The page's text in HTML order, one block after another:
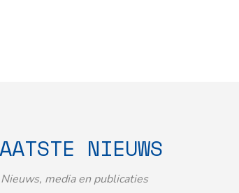
NIEUWS
Nieuws, media en publicaties